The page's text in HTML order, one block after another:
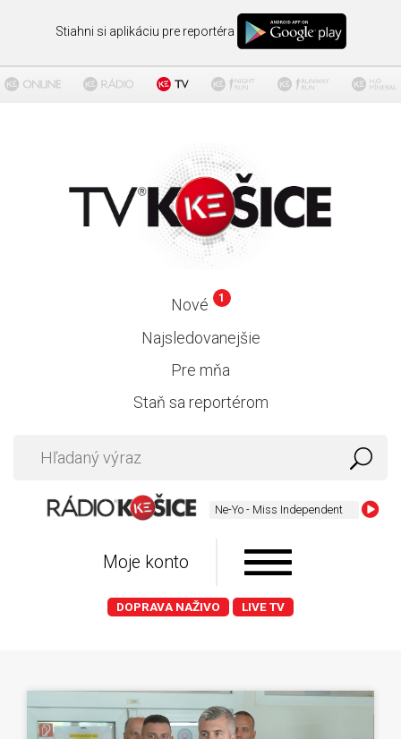
Stiahni si aplikáciu pre reportéra
Nové 1
Najsledovanejšie
Pre mňa
Staň sa reportérom
Ne-Yo - Miss Independent
Moje konto
DOPRAVA NAŽIVO LIVE TV